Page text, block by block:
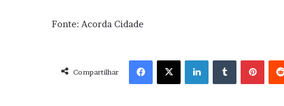
Fonte: Acorda Cidade
Compartilhar
Facebook X Linkedin